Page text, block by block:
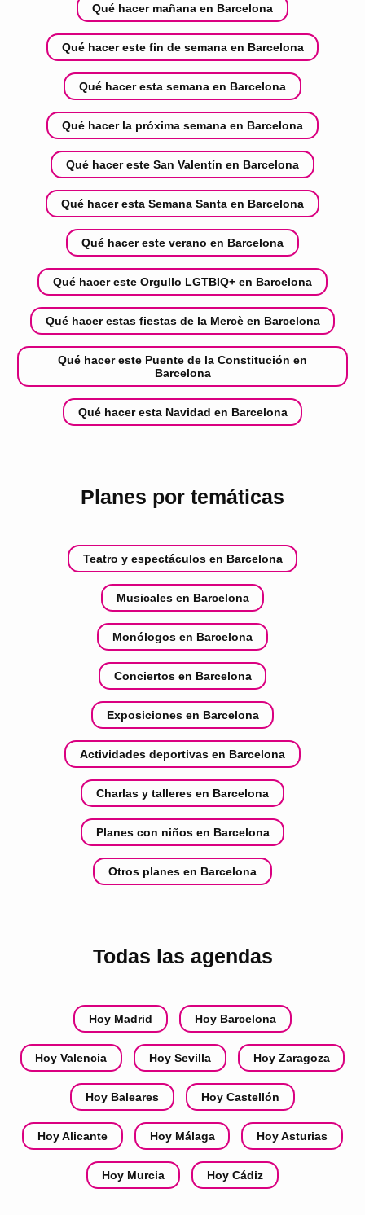
Qué hacer mañana en Barcelona
Qué hacer este fin de semana en Barcelona
Qué hacer esta semana en Barcelona
Qué hacer la próxima semana en Barcelona
Qué hacer este San Valentín en Barcelona
Qué hacer esta Semana Santa en Barcelona
Qué hacer este verano en Barcelona
Qué hacer este Orgullo LGTBIQ+ en Barcelona
Qué hacer estas fiestas de la Mercè en Barcelona
Qué hacer este Puente de la Constitución en
Barcelona
Qué hacer esta Navidad en Barcelona
Planes por temáticas
Teatro y espectáculos en Barcelona
Musicales en Barcelona
Monólogos en Barcelona
Conciertos en Barcelona
Exposiciones en Barcelona
Actividades deportivas en Barcelona
Charlas y talleres en Barcelona
Planes con niños en Barcelona
Otros planes en Barcelona
Todas las agendas
Hoy Madrid Hoy Barcelona
Hoy Valencia Hoy Sevilla Hoy Zaragoza
Hoy Baleares Hoy Castellón
Hoy Alicante Hoy Málaga Hoy Asturias
Hoy Murcia Hoy Cádiz